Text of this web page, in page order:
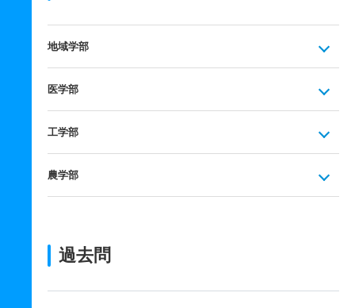
地域学部
医学部
工学部
農学部
過去問